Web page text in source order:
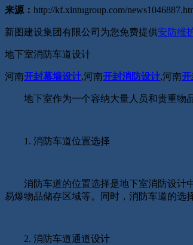
来源： http://kf.xintugroup.com/
新图建设集团有限公司为您免费提供安防维
地下室消防车道设计
河南开封幕墙设计,河南开封消防设计,河南开
地下室作为一个容纳大量人员和贵重物品
1. 消防车道位置选择
消防车道的位置选择是地下室消防设计中
易爆物品储存区域等。同时，消防车道的选
2. 消防车道通道设计